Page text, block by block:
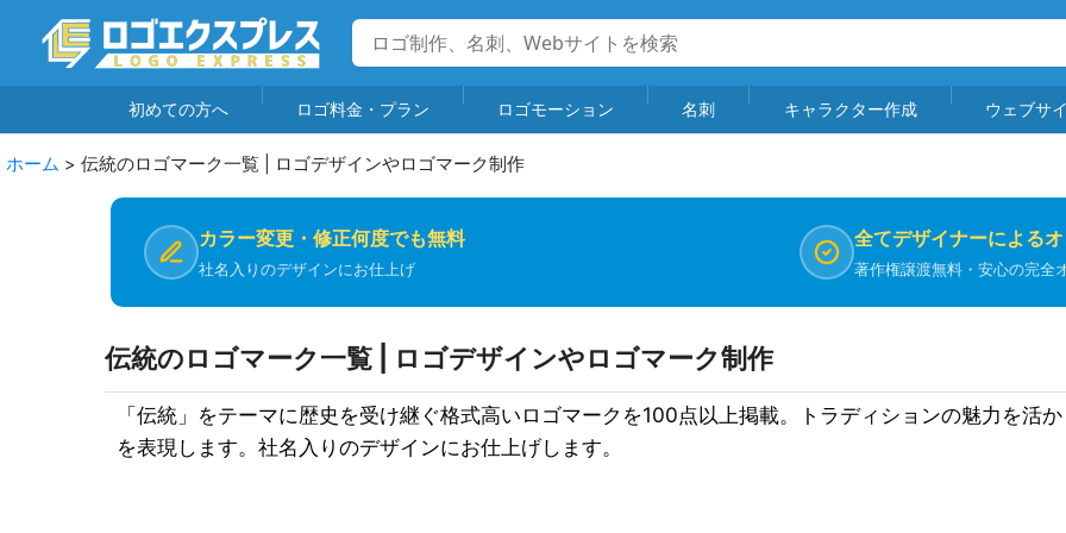
初めての方へ ロゴ料金・プラン ロゴモーション 名刺 キャラクター作成 ウェブサ
ホーム > 伝統のロゴマーク一覧 | ロゴデザインやロゴマーク制作
カラー変更・修正何度でも無料
社名入りのデザインにお仕上げ
全てデザイナーによる
著作権譲渡無料・安心の完全
伝統のロゴマーク一覧 | ロゴデザインやロゴマーク制作
「伝統」をテーマに歴史を受け継ぐ格式高いロゴマークを100点以上掲載。トラディションの魅力を活
を表現します。社名入りのデザインにお仕上げします。